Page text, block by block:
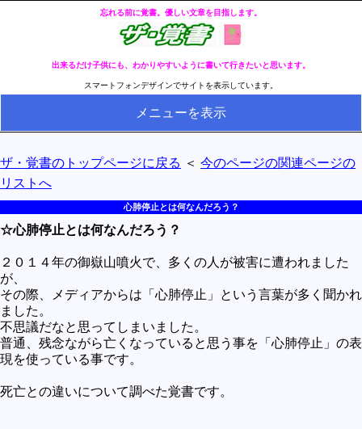
忘れる前に覚書。優しい文章を目指します。
出来るだけ子供にも、わかりやすいように書いて行きたいと思います。
スマートフォンデザインでサイトを表示しています。
メニューを表示
全ページのリストへ
健康
冬・冷え性対策
生活
料理とか食べ物
外国語
社会
ザ・覚書のトップページに戻る ＜ 今のページの関連ページの
リストへ
心肺停止とは何なんだろう？
☆心肺停止とは何なんだろう？
２０１４年の御嶽山噴火で、多くの人が被害に遭われました
が、
その際、メディアからは「心肺停止」という言葉が多く聞かれ
ました。
不思議だなと思ってしまいました。
普通、残念ながら亡くなっていると思う事を「心肺停止」の表
現を使っている事です。
死亡との違いについて調べた覚書です。